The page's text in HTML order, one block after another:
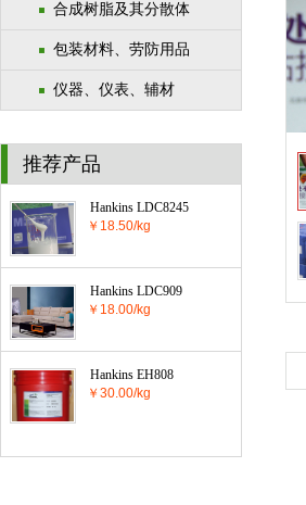
合成树脂及其分散体
包装材料、劳防用品
仪器、仪表、辅材
推荐产品
Hankins LDC8245
￥18.50/kg
Hankins LDC909
￥18.00/kg
Hankins EH808
￥30.00/kg